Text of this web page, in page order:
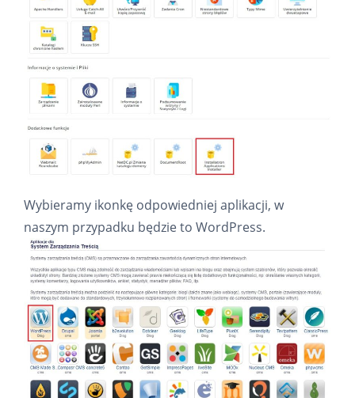
Wybieramy ikonkę odpowiedniej aplikacji, w
naszym przypadku będzie to WordPress.